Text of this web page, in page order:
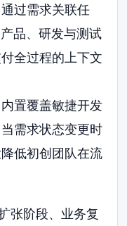
过需求关联任
品、研发与测试
全过程的上下文
置覆盖敏捷开发
需求状态变更时
低初创团队在流
张阶段、业务复